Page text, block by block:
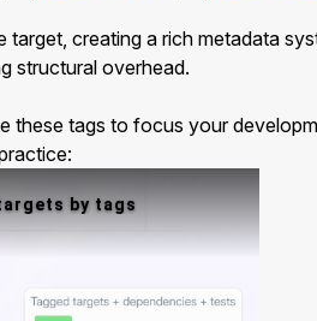
target, creating a rich metadata
structural overhead.
these tags to focus your